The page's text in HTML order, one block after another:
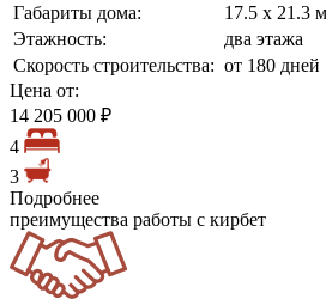
Габариты дома:
17.5 х 21.3 м
Этажность:
два этажа
Скорость строительства: от 180 дней
Цена от:
14 205 000 ₽
4
3
Подробнее
преимущества работы с кирбет